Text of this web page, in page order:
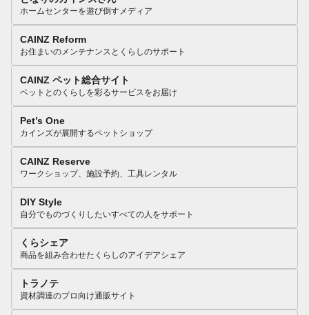
ホームセンターを遊び倒すメディア
CAINZ Reform
お住まいのメンテナンスとくらしのサポート
CAINZ ペット総合サイト
ペットとのくらしを彩るサービスをお届け
Pet’s One
カインズが展開するペットショップ
CAINZ Reserve
ワークショップ、施設予約、工具レンタル
DIY Style
自分でものづくりしたいすべての人をサポート
くらシェア
商品を組み合わせたくらしのアイデアシェア
トラノテ
資材調達のプロ向け通販サイト